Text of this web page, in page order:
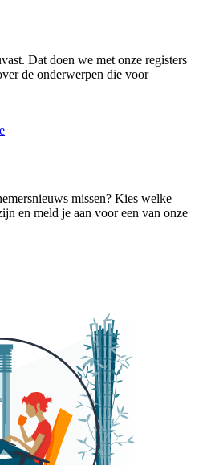
Dat doen we met onze registers
de onderwerpen die voor
missen? Kies welke
en meld je aan voor een van onze